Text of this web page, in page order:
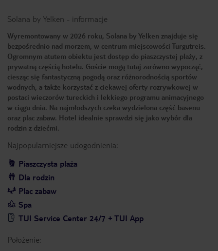
Solana by Yelken - informacje
Wyremontowany w 2026 roku, Solana by Yelken znajduje się
bezpośrednio nad morzem, w centrum miejscowości Turgutreis.
Ogromnym atutem obiektu jest dostęp do piaszczystej plaży, z
prywatną częścią hotelu. Goście mogą tutaj zarówno wypocząć,
ciesząc się fantastyczną pogodą oraz różnorodnością sportów
wodnych, a także korzystać z ciekawej oferty rozrywkowej w
postaci wieczorów tureckich i lekkiego programu animacyjnego
w ciągu dnia. Na najmłodszych czeka wydzielona część basenu
oraz plac zabaw. Hotel idealnie sprawdzi się jako wybór dla
rodzin z dziećmi.
Najpopularniejsze udogodnienia:
Piaszczysta plaża
Dla rodzin
Plac zabaw
Spa
TUI Service Center 24/7 + TUI App
Położenie: